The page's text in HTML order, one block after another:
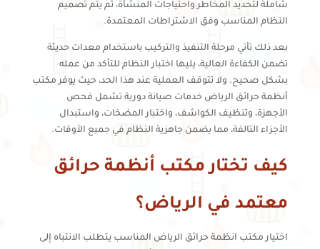
شاملة لتحديد المخاطر واحتياجات المنشأة، ثم يتم تصميم
النظام المناسب وفق الاشتراطات المعتمدة.
بعد ذلك تأتي مرحلة التنفيذ والتركيب باستخدام معدات حديثة
تضمن الكفاءة العالية، يليها اختبار النظام للتأكد من عمله
بشكل صحيح. ولا تتوقف العملية عند هذا الحد، حيث يوفر مكتب
أنظمة حرائق الرياض خدمات صيانة دورية تشمل فحص
الأجهزة، وتنظيف الكواشف، واختبار المضخات، واستبدال
الأجزاء التالفة، مما يضمن جاهزية النظام في جميع الأوقات.
كيف تختار مكتب أنظمة حرائق
معتمد في الرياض؟
اختيار مكتب انظمة حرائق الرياض المناسب يتطلب الانتباه إلى